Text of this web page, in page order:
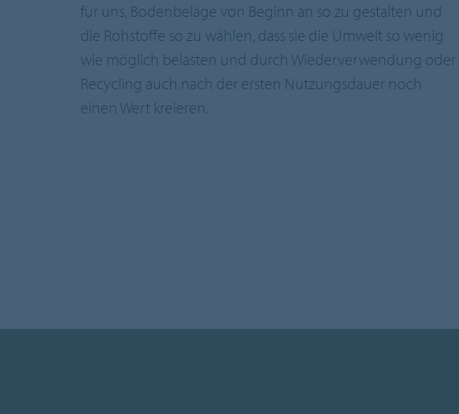
für uns, Bodenbeläge von Beginn an so zu gestalten und
die Rohstoffe so zu wählen, dass sie die Umwelt so wenig
wie möglich belasten und durch Wiederverwendung oder
Recycling auch nach der ersten Nutzungsdauer noch
einen Wert kreieren.